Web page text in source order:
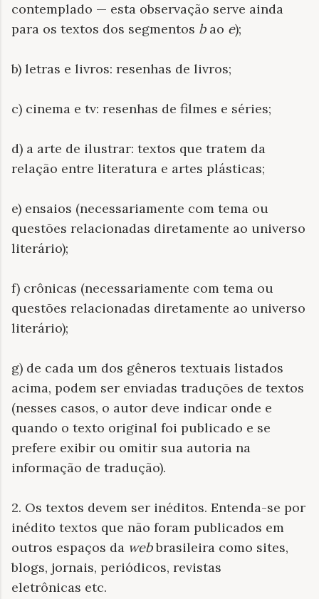
contemplado — esta observação serve ainda
para os textos dos segmentos bao e);
b) letras e livros: resenhas de livros;
c) cinema e tv: resenhas de filmes e séries;
d) a arte de ilustrar: textos que tratem da
relação entre literatura e artes plásticas;
e) ensaios (necessariamente com tema ou
questões relacionadas diretamente ao universo
literário);
f) crônicas (necessariamente com tema ou
questões relacionadas diretamente ao universo
literário);
g) de cada um dos gêneros textuais listados
acima, podem ser enviadas traduções de textos
(nesses casos, o autor deve indicar onde e
quando o texto original foi publicado e se
prefere exibir ou omitir sua autoria na
informação de tradução).
2. Os textos devem ser inéditos. Entenda-se por
inédito textos que não foram publicados em
outros espaços da webbrasileira como sites,
blogs, jornais, periódicos, revistas
eletrônicas etc.